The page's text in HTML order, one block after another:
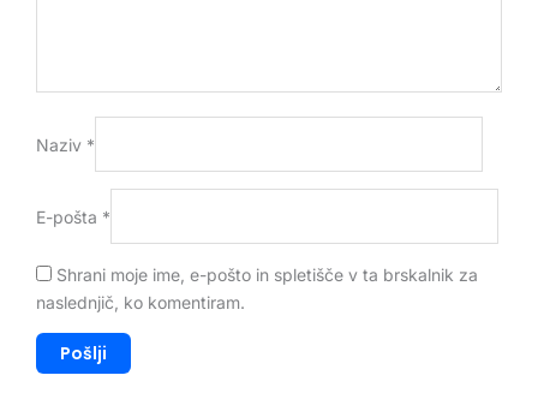
Naziv *
E-pošta *
Shrani moje ime, e-pošto in spletišče v ta brskalnik za
naslednjič, ko komentiram.